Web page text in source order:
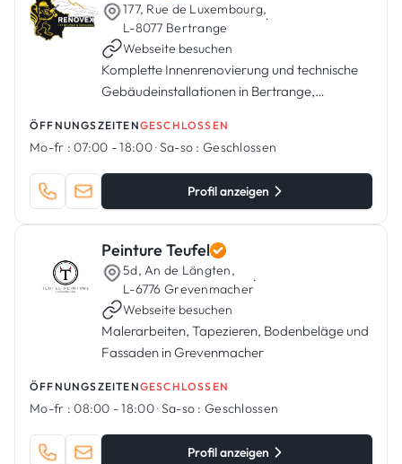
177, Rue de Luxembourg,
L-8077 Bertrange
·
Webseite besuchen
Komplette Innenrenovierung und technische
Gebäudeinstallationen in Bertrange,
ÖFFNUNGSZEITENGESCHLOSSEN
Mo-fr : 07:00 - 18:00·Sa-so : Geschlossen
Profil anzeigen
Peinture Teufel
5d, An de Längten,
L-6776 Grevenmacher
·
Webseite besuchen
Malerarbeiten, Tapezieren, Bodenbeläge und
Fassaden in Grevenmacher
ÖFFNUNGSZEITENGESCHLOSSEN
Mo-fr : 08:00 - 18:00·Sa-so : Geschlossen
Profil anzeigen